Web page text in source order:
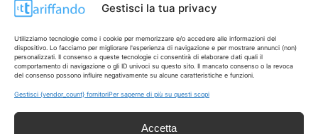
Gestisci la tua privacy
Utilizziamo tecnologie come i cookie per memorizzare e/o accedere alle informazioni del
dispositivo. Lo facciamo per migliorare l'esperienza di navigazione e per mostrare annunci (non)
personalizzati. Il consenso a queste tecnologie ci consentirà di elaborare dati quali il
comportamento di navigazione o gli ID univoci su questo sito. Il mancato consenso o la revoca
del consenso possono influire negativamente su alcune caratteristiche e funzioni.
Gestisci {vendor_count} fornitoriPer saperne di più su questi scopi
Accetta
Note Legali|Cookie Policy